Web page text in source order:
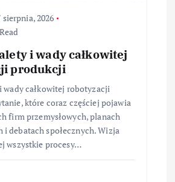
sierpnia, 2026
i wady całkowitej
produkcji
wady całkowitej robotyzacji
które coraz częściej pojawia
firm przemysłowych, planach
i debatach społecznych. Wizja
wszystkie procesy…